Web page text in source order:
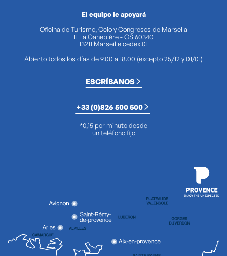
El equipo le apoyará
Oficina de Turismo, Ocio y Congresos de Marsella
11 La Canebière - CS 60340
13211 Marseille cedex 01
Abierto todos los días de 9.00 a 18.00 (excepto 25/12 y 01/01)
ESCRÍBANOS
+33 (0)826 500 500
*0,15 por minuto desde
un teléfono fijo